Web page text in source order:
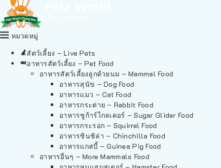
หมวดหมู่
สัตว์เลี้ยง – Live Pets
อาหารสัตว์เลี้ยง – Pet Food
อาหารสัตว์เลี้ยงลูกด้วยนม – Mammal Food
อาหารสุนัข – Dog Food
อาหารแมว – Cat Food
อาหารกระต่าย – Rabbit Food
อาหารชูก้าร์ไกลเดอร์ – Sugar Glider Food
อาหารกระรอก – Squirrel Food
อาหารชินชิล่า – Chinchilla Food
อาหารแกสบี้ – Guinea Pig Food
อาหารอื่นๆ – More Mammals Food